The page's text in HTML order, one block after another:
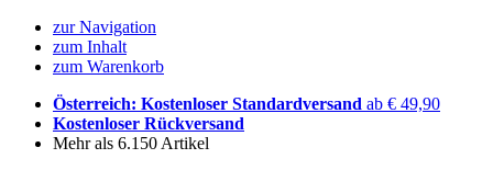
zur Navigation
zum Inhalt
zum Warenkorb
Österreich: Kostenloser Standardversand ab € 49,90
Kostenloser Rückversand
Mehr als 6.150 Artikel